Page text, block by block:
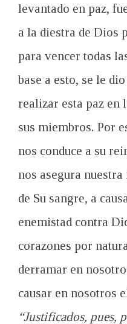
levantado en paz,
a la diestra de Dios
para vencer todas
base a esto, se le
realizar esta paz en
sus miembros. Por
nos conduce a su
nos asegura
de Su sangre, a
enemistad contra
corazones por
derramar en
causar en nosotros
“Justificados, pues,